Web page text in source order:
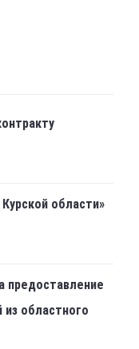
области»
предоставление
из областного